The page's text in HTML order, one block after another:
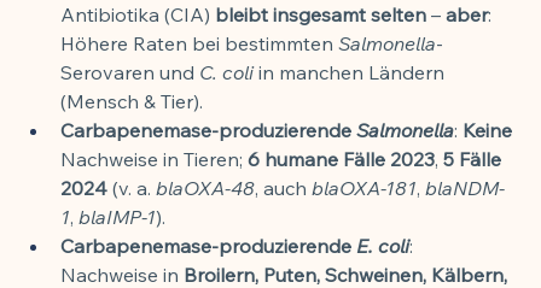
Antibiotika (CIA) bleibt insgesamt selten – aber:
Höhere Raten bei bestimmten Salmonella-
Serovaren und C. coli in manchen Ländern
(Mensch & Tier).
Carbapenemase-produzierende Salmonella: Keine
Nachweise in Tieren; 6 humane Fälle 2023, 5 Fälle
2024 (v. a. blaOXA-48, auch blaOXA-181, blaNDM-
1, blaIMP-1).
Carbapenemase-produzierende E. coli:
Nachweise in Broilern, Puten, Schweinen, Kälbern,